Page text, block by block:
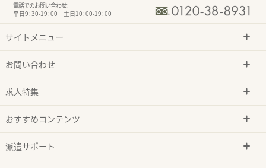
電話でのお問い合わせ：
平日9：30-19：00 土日10：00-19：00
サイトメニュー
お問い合わせ
求人特集
おすすめコンテンツ
派遣サポート